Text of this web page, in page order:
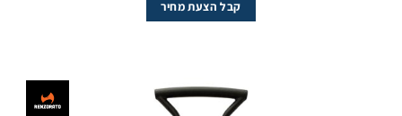
קבל הצעת מחיר